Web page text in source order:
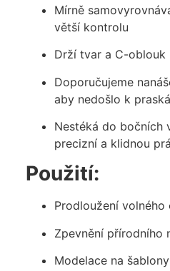
Mírně
větší kontrolu
Drží tvar a C-oblouk
Doporučujeme
aby nedošlo k
Nestéká do bočních
precizní a klidnou
Použití:
Prodloužení volného
Zpevnění přírodního
Modelace na